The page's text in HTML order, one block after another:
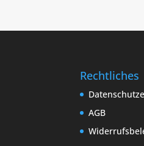
Rechtliches
AGB